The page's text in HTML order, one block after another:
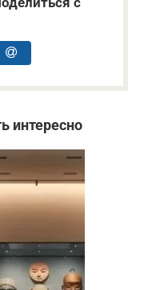
интересно